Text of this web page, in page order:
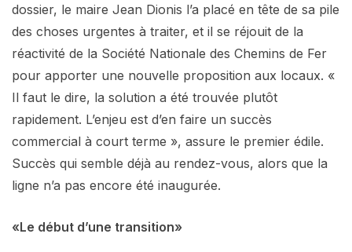
dossier, le maire Jean Dionis l’a placé en tête de sa pile
des choses urgentes à traiter, et il se réjouit de la
réactivité de la Société Nationale des Chemins de Fer
pour apporter une nouvelle proposition aux locaux. «
Il faut le dire, la solution a été trouvée plutôt
rapidement. L’enjeu est d’en faire un succès
commercial à court terme », assure le premier édile.
Succès qui semble déjà au rendez-vous, alors que la
ligne n’a pas encore été inaugurée.
«Le début d’une transition»